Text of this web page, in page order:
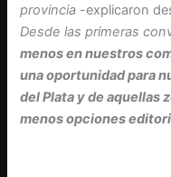
provincia -explicaron
Desde las primeras
menos en nuestros
una oportunidad para
del Plata y de aquellas
menos opciones